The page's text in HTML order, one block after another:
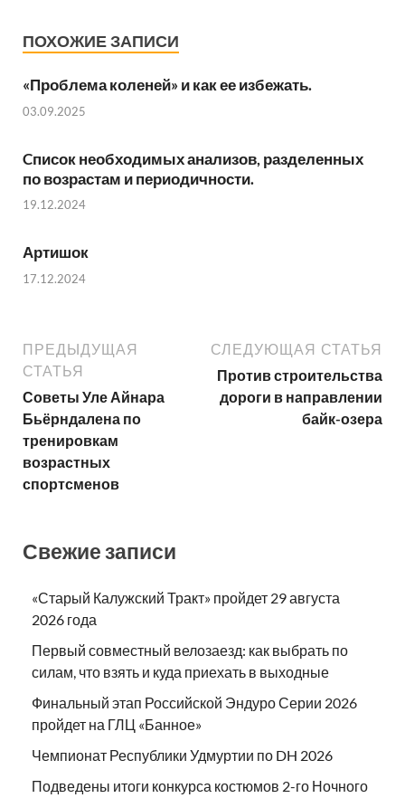
ПОХОЖИЕ ЗАПИСИ
«Проблема коленей» и как ее избежать.
03.09.2025
Cписок необходимых анализов, разделенных
по возрастам и периодичности.
19.12.2024
Артишок
17.12.2024
ПРЕДЫДУЩАЯ
СТАТЬЯ
Советы Уле Айнара
Бьёрндалена по
тренировкам
возрастных
спортсменов
СЛЕДУЮЩАЯ СТАТЬЯ
Против строительства
дороги в направлении
байк-озера
Свежие записи
«Старый Калужский Тракт» пройдет 29 августа
2026 года
Первый совместный велозаезд: как выбрать по
силам, что взять и куда приехать в выходные
Финальный этап Российской Эндуро Серии 2026
пройдет на ГЛЦ «Банное»
Чемпионат Республики Удмуртии по DH 2026
Подведены итоги конкурса костюмов 2-го Ночного